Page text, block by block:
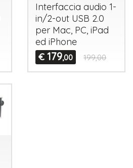
Interfaccia audio 1-
in/2-out USB 2.0
per Mac, PC, iPad
ed iPhone
€ 179,00 199,00